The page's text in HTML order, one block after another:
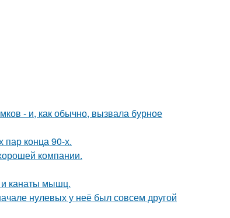
- и, как обычно, вызвала бурное
конца 90-х.
компании.
и канаты мышц.
нулевых у неё был совсем другой